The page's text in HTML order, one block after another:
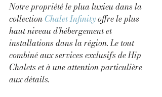
Notre propriété le plua luxieu dans la
collection Chalet Infinity offre le plus
haut niveau d'hébergement et
installations dans la région. Le tout
combiné aux services exclusifs de Hip
Chalets et à une attention particulière
aux détails.